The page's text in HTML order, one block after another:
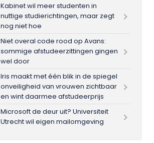
Kabinet wil meer studenten in
nuttige studierichtingen, maar zegt
nog niet hoe
Niet overal code rood op Avans:
sommige afstudeerzittingen gingen
wel door
Iris maakt met één blik in de spiegel
onveiligheid van vrouwen zichtbaar
en wint daarmee afstudeerprijs
Microsoft de deur uit? Universiteit
Utrecht wil eigen mailomgeving